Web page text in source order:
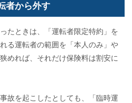
者から外す
たときは、「運転者限定特約」を
る運転者の範囲を「本人のみ」や
めれば、それだけ保険料は割安に
故を起こしたとしても、「臨時運